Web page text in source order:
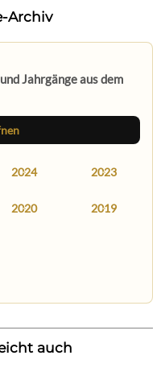
Archiv
Jahrgänge aus dem
2024 2023
2020 2019
auch